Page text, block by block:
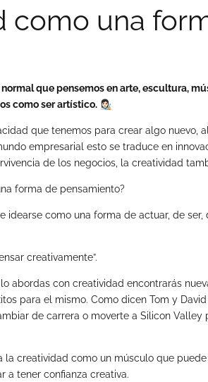
como una
que pensemos en arte, escultura,
ser artístico. 👩🏻‍🎨
que tenemos para crear algo nuevo,
empresarial esto se traduce en
de los negocios, la creatividad
forma de pensamiento?
idearse como una forma de actuar, de ser,
creativamente”.
abordas con creatividad encontrarás
para el mismo. Como dicen Tom y
de carrera o moverte a Silicon Valley
la creatividad como un músculo que
a tener confianza creativa.